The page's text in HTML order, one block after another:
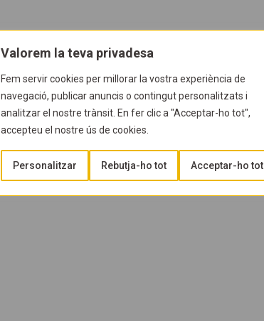
Valorem la teva privadesa
Fem servir cookies per millorar la vostra experiència de
navegació, publicar anuncis o contingut personalitzats i
analitzar el nostre trànsit. En fer clic a "Acceptar-ho tot",
accepteu el nostre ús de cookies.
Personalitzar Rebutja-ho tot Acceptar-ho tot